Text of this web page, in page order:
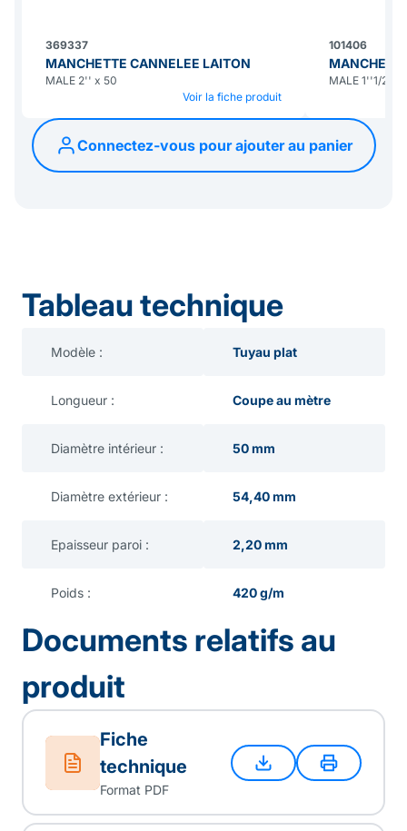
369337
MANCHETTE CANNELEE LAITON
MALE 2'' x 50
Voir la fiche produit
101406
MALE 1''1/2 x
Connectez-vous pour ajouter au panier
Tableau technique
Modèle : Tuyau plat
Longueur : Coupe au mètre
Diamètre intérieur : 50 mm
Diamètre extérieur : 54,40 mm
Epaisseur paroi : 2,20 mm
Poids : 420 g/m
Documents relatifs au
produit
Fiche
technique
Format PDF